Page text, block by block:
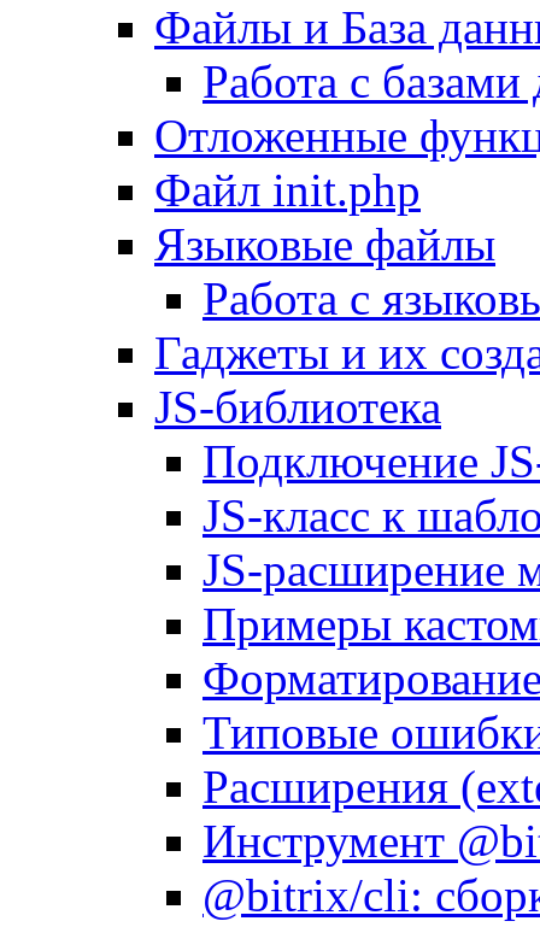
Файлы и База
Работа с
Отложенные
Файл init.php
Языковые файлы
Работа с
Гаджеты и их
JS-библиотека
Подключение
JS-класс к
JS-расширение
Примеры
Типовые
Расширения
Инструмент
@bitrix/cli: